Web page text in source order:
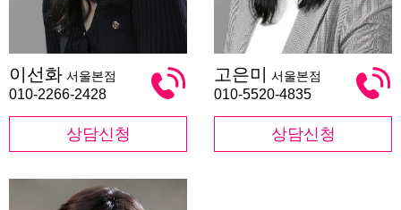
선
화
이선화 서울본점
010-2266-2428
상담신청
은
미
고은미 서울본점
010-5520-4835
상담신청